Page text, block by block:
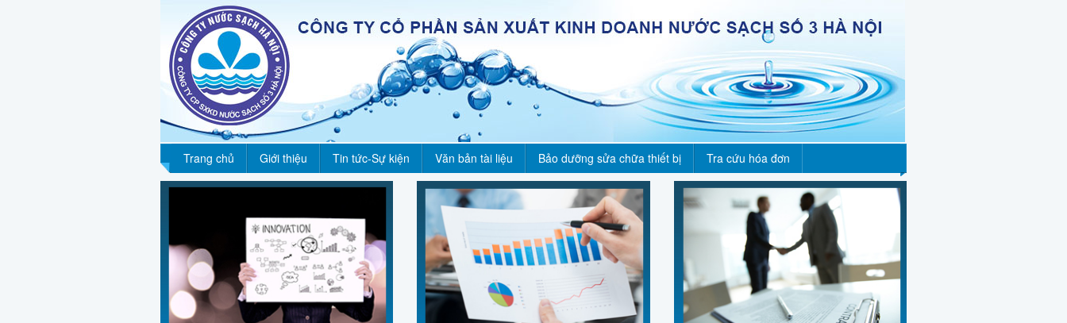
Trang chủ Giới thiệu Tin tức-Sự kiện Văn bản tài liệu Bảo dưỡng sửa chữa thiết bị Tra cứu hóa đơn